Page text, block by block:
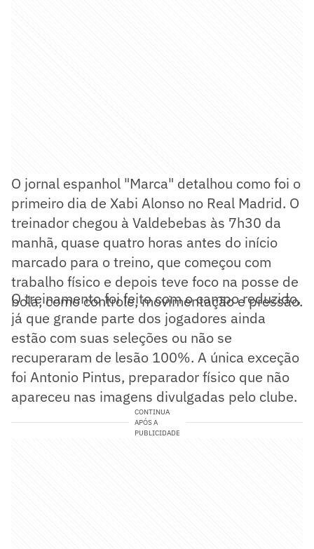
O jornal espanhol "Marca" detalhou como foi o
primeiro dia de Xabi Alonso no Real Madrid. O
treinador chegou à Valdebebas às 7h30 da
manhã, quase quatro horas antes do início
marcado para o treino, que começou com
trabalho físico e depois teve foco na posse de
bola, como controle, movimentação e pressão.
O treinamento foi feito com o campo reduzido,
já que grande parte dos jogadores ainda
estão com suas seleções ou não se
recuperaram de lesão 100%. A única exceção
foi Antonio Pintus, preparador físico que não
apareceu nas imagens divulgadas pelo clube.
CONTINUA
APÓS A
PUBLICIDADE